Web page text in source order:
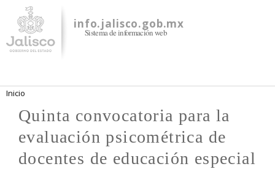
contenido
principal
info.jalisco.gob.mx
Sistema de información web
Se encuentra usted aquí
Inicio
Quinta convocatoria para la
evaluación psicométrica de
docentes de educación especial